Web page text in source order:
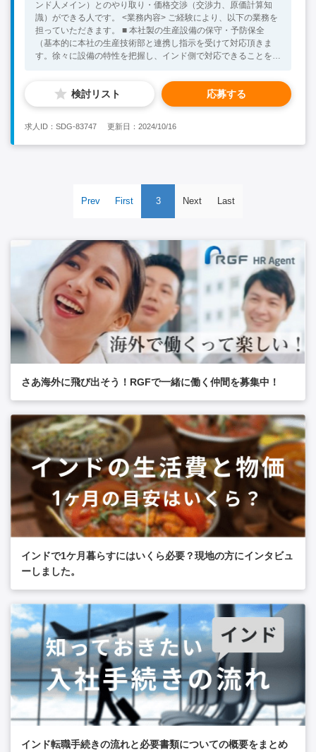
ンド人メイン）とのやり取り・価格交渉（交渉力、原価計算知
識）ができる人です。 <業務内容> ご経験により、以下の業務を
担っていただきます。 ■ 本社製の生産設備の保守・予防保全
（基本的に本社の生産技術部と連携し指示を受けて対応頂きま
す。徐々に設備の特性を把握し、インド側で対応できることを増
（インド人メンテナンスチームへ技術指導および問題分析指導）
■ 新機種開発や治具製作時のインド人開発チームへのサポート
（本社生産技術部とインド人開発チームとの間で、本社側へ承認
人製造チームへ生産管理や現場改善活動の指導 ■ 本社技術者が
インド出張に来た際の社内通訳や翻訳 仕事のできる方には能力
の就業経験 ・日常英会話（本社生産技術部とインド側の技術的
な橋渡しをして頂きます） ・長期（3年が目安）で働くことが可
動車業界での営業、技術、品質部署の経験 ・生産技術・開発業
検討リスト 応募する
求人ID：SDG-83747 更新日：2024/10/16
Prev First 3 Next Last
さあ海外に飛び出そう！RGFで一緒に働く仲間を募集中！
インドで1ケ月暮らすにはいくら必要？現地の方にインタビュ
ーしました。
インド転職手続きの流れと必要書類についての概要をまとめ